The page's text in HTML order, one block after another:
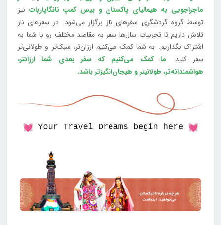
ماجراجویی به هیمالیای پاکستان و بیس کمپ نانگاپاربات نیز
توسط گروه گردشگری سفرهای ناز برگزار می‌شود. در سفرهای ناز
تلاش داریم تا تجربیات سال‌ها سفر به مقاصد مختلف رو با شما به
اشتراک بگذاریم. به شما کمک می‌کنیم ارزان‌تر، سبک‌تر و طولانی‌تر
سفر کنید. ما کمک می‌کنیم که سفر بعدی شما ارزانتر،
هواشمندانه‌تر، طولانی‎تر و هیجان‌انگیزتر باشد.